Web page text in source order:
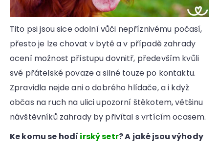
Tito psi jsou sice odolní vůči nepříznivému počasí,
přesto je lze chovat v bytě a v případě zahrady
ocení možnost přístupu dovnitř, především kvůli
své přátelské povaze a silné touze po kontaktu.
Zpravidla nejde ani o dobrého hlídače, a i když
občas na ruch na ulici upozorní štěkotem, většinu
návštěvníků zahrady by přivítal s vrtícím ocasem.
Ke komu se hodí irský setr? A jaké jsou výhody